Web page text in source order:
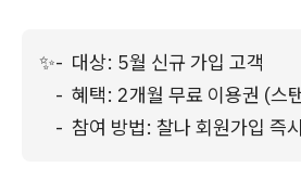
✨-  대상: 5월 신규 가입 고객
-  혜택: 2개월 무료 이용권 (스
-  참여 방법: 찰나 회원가입 즉